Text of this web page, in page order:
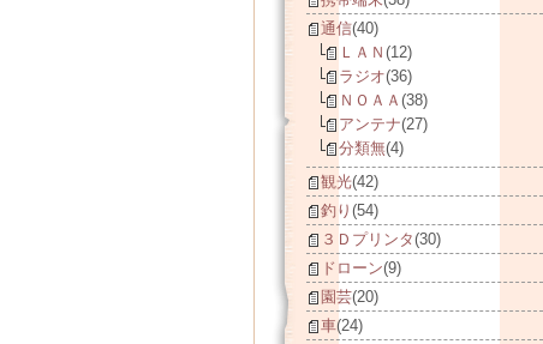
通信(40)
ＬＡＮ (12)
ラジオ(36)
ＮＯＡＡ (38)
アンテナ(27)
分類無(4)
観光(42)
釣り (54)
３Ｄプリンタ(30)
ドローン(9)
園芸(20)
車(24)